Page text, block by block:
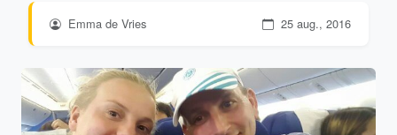
Emma de Vries 25 aug., 2016